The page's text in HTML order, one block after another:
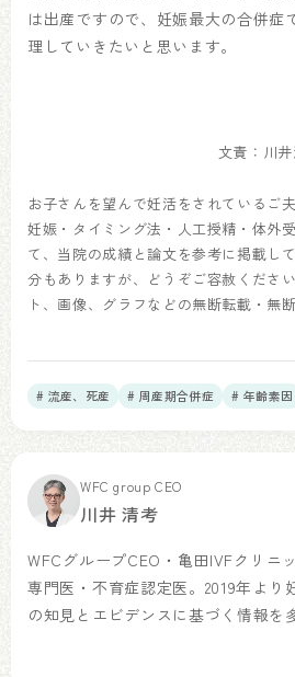
は出産ですので、妊娠最大の合併症
理していきたいと思います。
文責：川井
お子さんを望んで妊活をされているご
妊娠・タイミング法・人工授精・体外
て、当院の成績と論文を参考に掲載し
分もありますが、どうぞご容赦くださ
ト、画像、グラフなどの無断転載・無
# 流産、死産 # 周産期合併症 # 年齢素因
WFC group CEO
川井 清考
WFCグループCEO・亀田IVFクリニ
専門医・不育症認定医。2019年より
の知見とエビデンスに基づく情報を